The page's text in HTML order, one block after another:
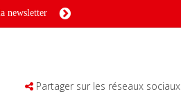
newsletter
Partager sur les réseaux sociaux